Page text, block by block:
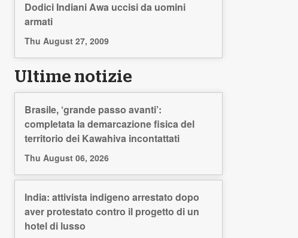
Dodici Indiani Awa uccisi da uomini
armati
Thu August 27, 2009
Ultime notizie
Brasile, ‘grande passo avanti’:
completata la demarcazione fisica del
territorio dei Kawahiva incontattati
Thu August 06, 2026
India: attivista indigeno arrestato dopo
aver protestato contro il progetto di un
hotel di lusso